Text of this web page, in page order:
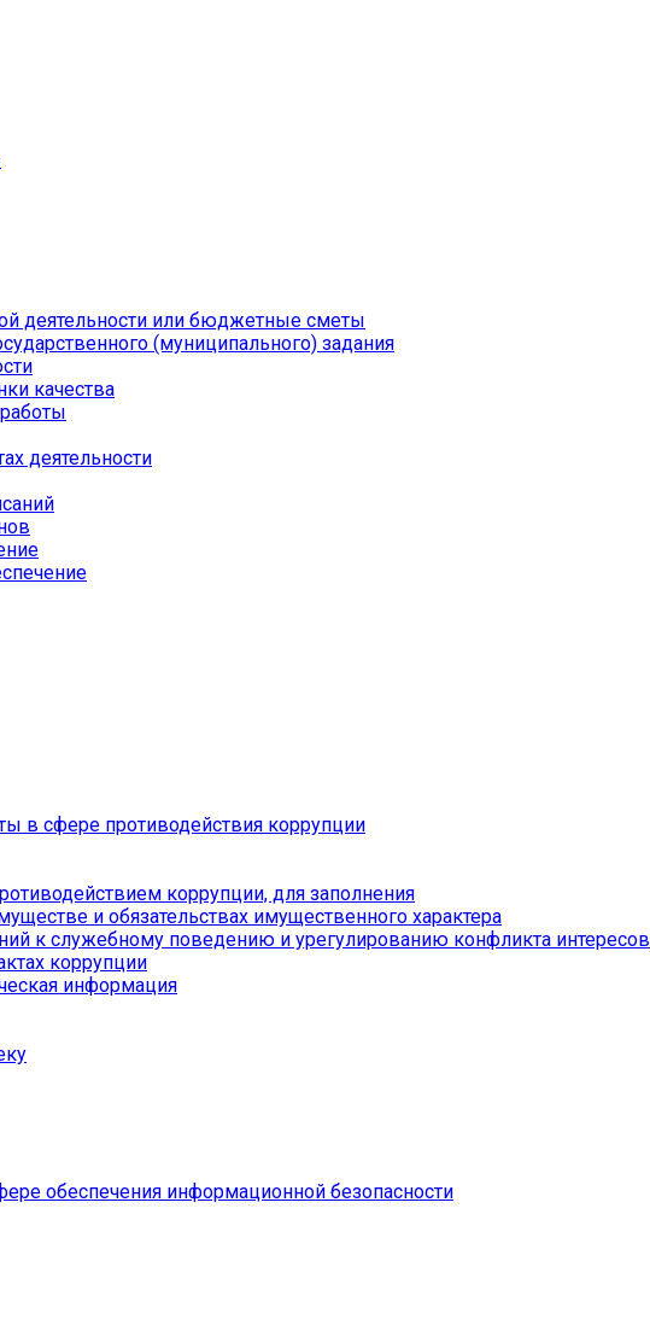
деятельности или бюджетные сметы
(муниципального) задания
качества
деятельности
в сфере противодействия коррупции
коррупции, для заполнения
и обязательствах имущественного характера
к служебному поведению и урегулированию конфликта интересов
коррупции
информация
обеспечения информационной безопасности